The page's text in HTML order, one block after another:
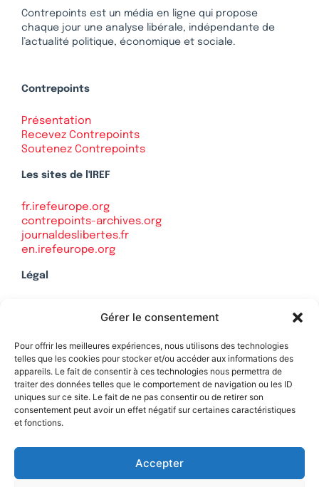
Gérer le consentement
Pour offrir les meilleures expériences, nous utilisons des technologies
telles que les cookies pour stocker et/ou accéder aux informations des
appareils. Le fait de consentir à ces technologies nous permettra de
traiter des données telles que le comportement de navigation ou les ID
uniques sur ce site. Le fait de ne pas consentir ou de retirer son
consentement peut avoir un effet négatif sur certaines caractéristiques
et fonctions.
Accepter
Contrepoints est un média en ligne qui propose
chaque jour une analyse libérale, indépendante de
l’actualité politique, économique et sociale.
Contrepoints
Présentation
Recevez Contrepoints
Soutenez Contrepoints
Les sites de l'IREF
fr.irefeurope.org
contrepoints-archives.org
journaldeslibertes.fr
en.irefeurope.org
Légal
Politique de confidentialité
Contact
Soutenez Contrepoints